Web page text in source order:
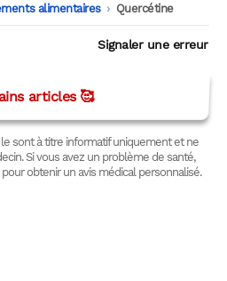
alimentaires -
Quercétine
Signaler une erreur
articles 🥰
sont à titre informatif uniquement et ne
Si vous avez un problème de santé,
obtenir un avis médical personnalisé.